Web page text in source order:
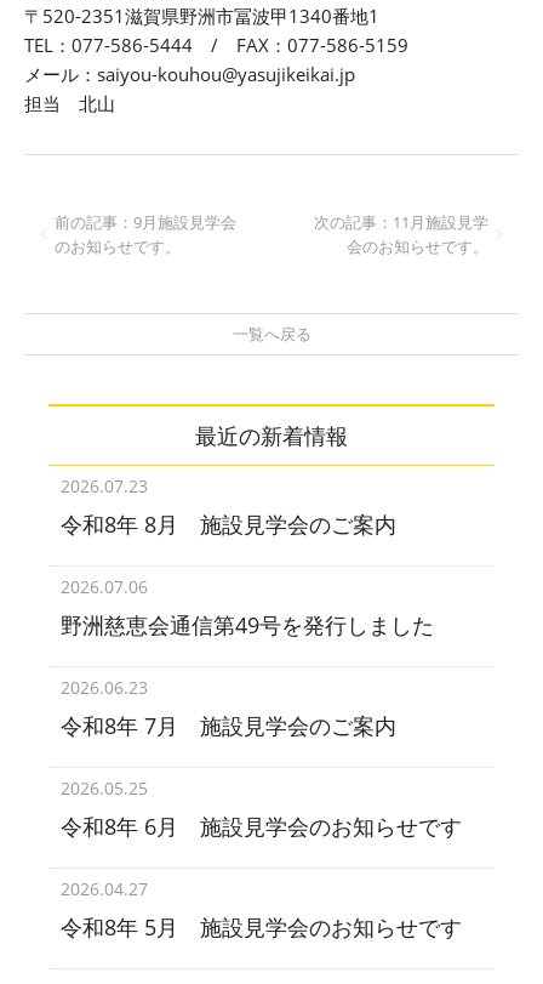
〒520-2351滋賀県野洲市冨波甲1340番地1
TEL：077-586-5444 / FAX：077-586-5159
メール：saiyou-kouhou@yasujikeikai.jp
担当 北山
前の記事：9月施設見学会
のお知らせです。
次の記事：11月施設見学
会のお知らせです。
一覧へ戻る
最近の新着情報
2026.07.23
令和8年 8月 施設見学会のご案内
2026.07.06
野洲慈恵会通信第49号を発行しました
2026.06.23
令和8年 7月 施設見学会のご案内
2026.05.25
令和8年 6月 施設見学会のお知らせです
2026.04.27
令和8年 5月 施設見学会のお知らせです